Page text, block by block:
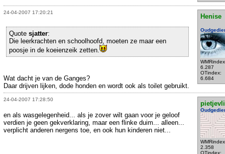
24-04-2007 17:20:21
Henise
6.287
OTindex:
6.684
Quote sjatter:
Die leerkrachten en schoolhoofd, moeten ze maar een
poosje in de koeienzeik zetten.
Wat dacht je van de Ganges?
Daar drijven lijken, dode honden en wordt ook als toilet gebruikt.
24-04-2007 17:28:50
2.358
OTindex:
en als wasgelegenheid... als je zover wilt gaan voor je geloof
verdien je geen gekverklaring, maar een flinke duim... alleen...
verplicht anderen nergens toe, en ook hun kinderen niet...